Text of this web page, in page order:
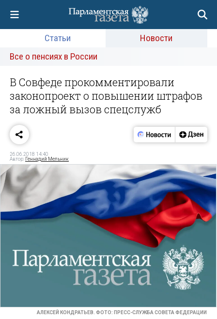
Статьи
Новости
Все о пенсиях в России
В Совфеде прокомментировали
законопроект о повышении штрафов
за ложный вызов спецслужб
26.06.2018 14:40
Автор: Геннадий Мельник
АЛЕКСЕЙ КОНДРАТЬЕВ. ФОТО: ПРЕСС-СЛУЖБА СОВЕТА ФЕДЕРАЦИИ